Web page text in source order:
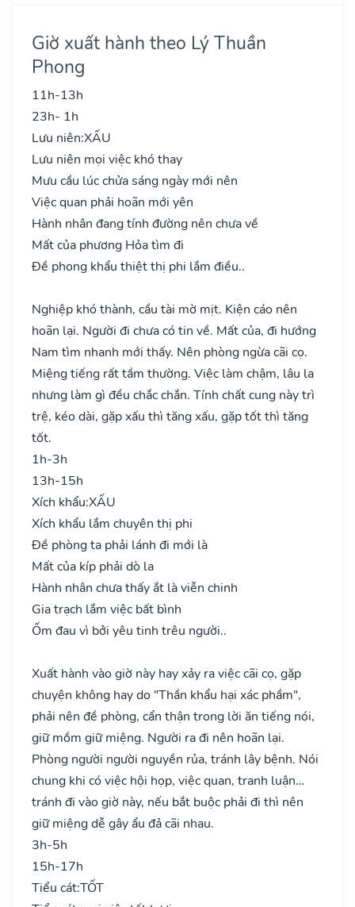
Giờ xuất hành theo Lý Thuần
Phong
11h-13h
23h- 1h
Lưu niên:XẤU
Lưu niên mọi việc khó thay
Mưu cầu lúc chửa sáng ngày mới nên
Việc quan phải hoãn mới yên
Hành nhân đang tính đường nên chưa về
Mất của phương Hỏa tìm đi
Đề phong khẩu thiệt thị phi lắm điều..
Nghiệp khó thành, cầu tài mờ mịt. Kiện cáo nên
hoãn lại. Người đi chưa có tin về. Mất của, đi hướng
Nam tìm nhanh mới thấy. Nên phòng ngừa cãi cọ.
Miệng tiếng rất tầm thường. Việc làm chậm, lâu la
nhưng làm gì đều chắc chắn. Tính chất cung này trì
trệ, kéo dài, gặp xấu thì tăng xấu, gặp tốt thì tăng
tốt.
1h-3h
13h-15h
Xích khẩu:XẤU
Xích khẩu lắm chuyên thị phi
Đề phòng ta phải lánh đi mới là
Mất của kíp phải dò la
Hành nhân chưa thấy ắt là viễn chinh
Gia trạch lắm việc bất bình
Ốm đau vì bởi yêu tinh trêu người..
Xuất hành vào giờ này hay xảy ra việc cãi cọ, gặp
chuyện không hay do "Thần khẩu hại xác phầm",
phải nên đề phòng, cẩn thận trong lời ăn tiếng nói,
giữ mồm giữ miệng. Người ra đi nên hoãn lại.
Phòng người người nguyền rủa, tránh lây bệnh. Nói
chung khi có việc hội họp, việc quan, tranh luận…
tránh đi vào giờ này, nếu bắt buộc phải đi thì nên
giữ miệng dễ gây ẩu đả cãi nhau.
3h-5h
15h-17h
Tiểu cát:TỐT